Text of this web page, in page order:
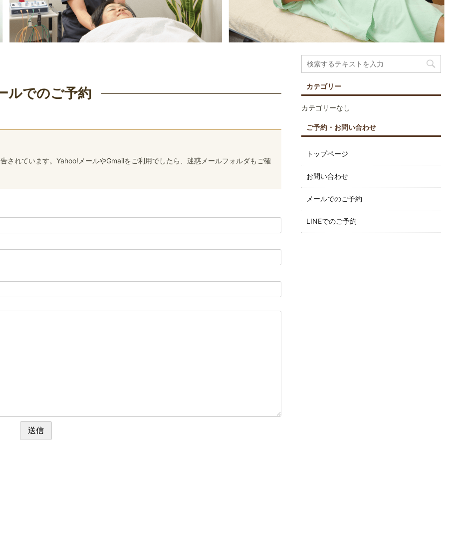
ルでのご予約
されています。Yahoo!メールやGmailをご利用でしたら、迷惑メールフォルダもご確
カテゴリー
カテゴリーなし
ご予約・お問い合わせ
トップページ
お問い合わせ
メールでのご予約
LINEでのご予約